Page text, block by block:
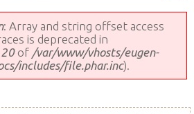
: Array and string offset access
is deprecated in
20of /var/www/vhosts/eugen-
includes/file.phar.inc).